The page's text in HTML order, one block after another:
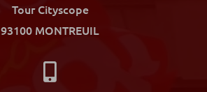
Tour Cityscope
93100 MONTREUIL
